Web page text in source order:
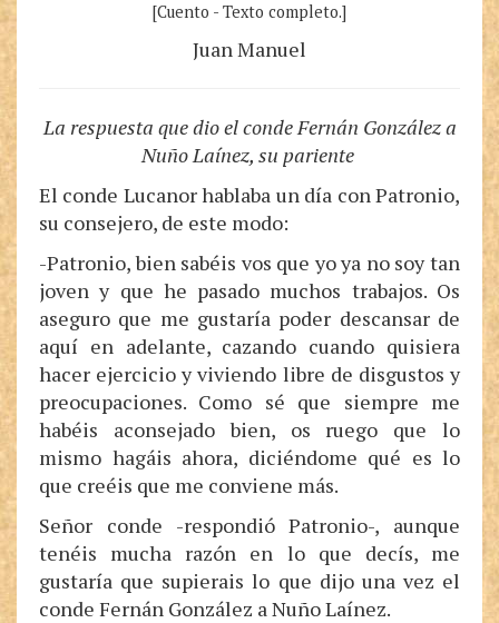
[Cuento - Texto completo.]
Juan Manuel
La respuesta que dio el conde Fernán González a
Nuño Laínez, su pariente
El conde Lucanor hablaba un día con Patronio,
su consejero, de este modo:
-Patronio, bien sabéis vos que yo ya no soy tan
joven y que he pasado muchos trabajos. Os
aseguro que me gustaría poder descansar de
aquí en adelante, cazando cuando quisiera
hacer ejercicio y viviendo libre de disgustos y
preocupaciones. Como sé que siempre me
habéis aconsejado bien, os ruego que lo
mismo hagáis ahora, diciéndome qué es lo
que creéis que me conviene más.
Señor conde -respondió Patronio-, aunque
tenéis mucha razón en lo que decís, me
gustaría que supierais lo que dijo una vez el
conde Fernán González a Nuño Laínez.